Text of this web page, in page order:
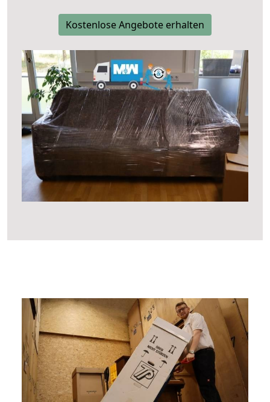
Kostenlose Angebote erhalten